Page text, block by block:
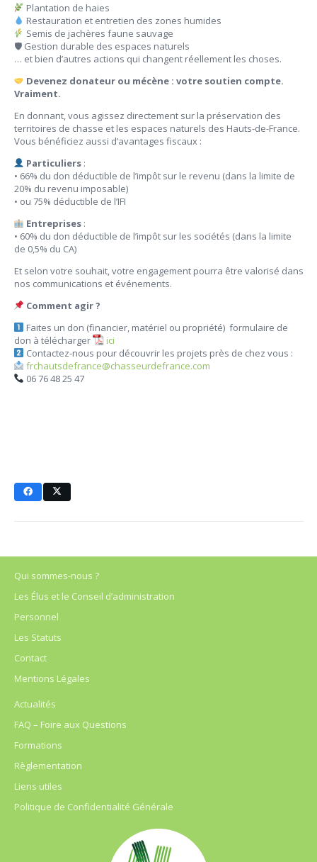
Plantation de haies
Restauration et entretien des zones humides
Semis de jachères faune sauvage
🛡 Gestion durable des espaces naturels
… et bien d’autres actions qui changent réellement les choses.
Devenez donateur ou mécène : votre soutien compte.
Vraiment.
En donnant, vous agissez directement sur la préservation des
territoires de chasse et les espaces naturels des Hauts-de-France.
Vous bénéficiez aussi d’avantages fiscaux :
Particuliers :
• 66% du don déductible de l’impôt sur le revenu (dans la limite de
20% du revenu imposable)
• ou 75% déductible de l’IFI
Entreprises :
• 60% du don déductible de l’impôt sur les sociétés (dans la limite
de 0,5% du CA)
Et selon votre souhait, votre engagement pourra être valorisé dans
nos communications et événements.
Comment agir ?
Faites un don (financier, matériel ou propriété) formulaire de
don à télécharger
ici
Contactez-nous pour découvrir les projets près de chez vous :
frchautsdefrance@chasseurdefrance.com
06 76 48 25 47
Qui sommes-nous ?
Les Élus et le Conseil d’administration
Personnel
Les Statuts
Contact
Mentions Légales
Actualités
FAQ – Foire aux Questions
Formations
Règlementation
Liens utiles
Politique de Confidentialité Générale